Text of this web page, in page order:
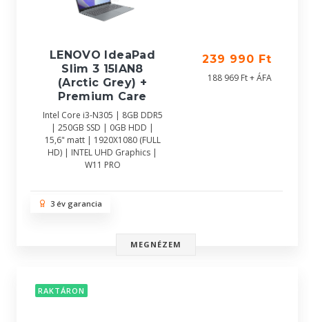
LENOVO IdeaPad
Slim 3 15IAN8
(Arctic Grey) +
Premium Care
Intel Core i3-N305 | 8GB DDR5
| 250GB SSD | 0GB HDD |
15,6" matt | 1920X1080 (FULL
HD) | INTEL UHD Graphics |
W11 PRO
239 990 Ft
188 969 Ft + ÁFA
3 év garancia
MEGNÉZEM
RAKTÁRON